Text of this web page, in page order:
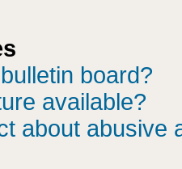
board?
available?
about abusive